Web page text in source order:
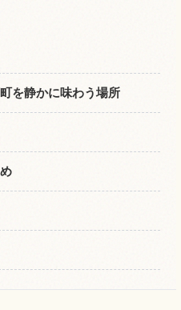
を静かに味わう場所